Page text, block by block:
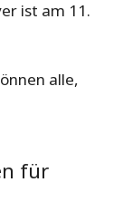
ist am 11.
alle,
für